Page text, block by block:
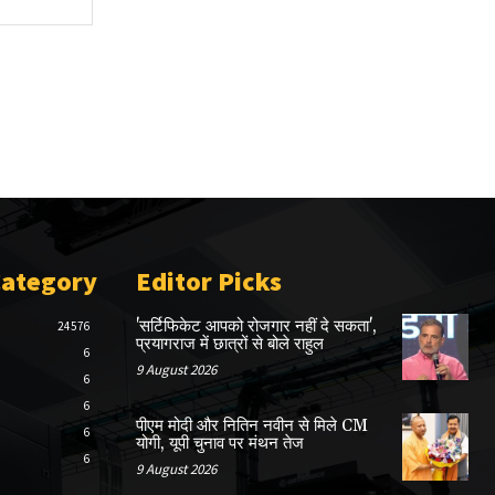
24576
6
6
6
6
6
Editor Picks
'सर्टिफिकेट आपको रोजगार नहीं दे सकता',
प्रयागराज में छात्रों से बोले राहुल
9 August 2026
पीएम मोदी और नितिन नवीन से मिले CM
योगी, यूपी चुनाव पर मंथन तेज
9 August 2026